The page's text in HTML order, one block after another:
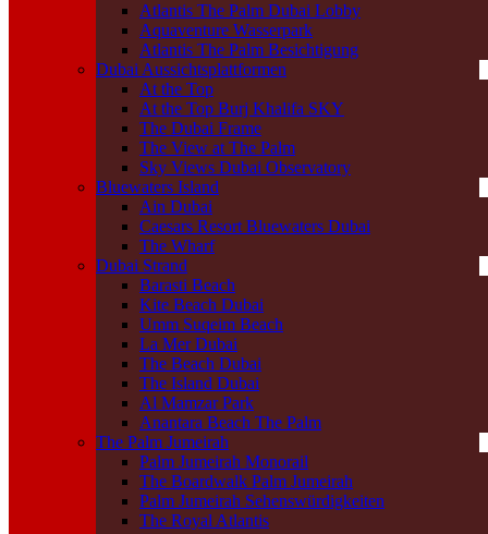
Atlantis The Palm Dubai Lobby
Aquaventure Wasserpark
Atlantis The Palm Besichtigung
Dubai Aussichtsplattformen
At the Top
At the Top Burj Khalifa SKY
The Dubai Frame
The View at The Palm
Sky Views Dubai Observatory
Bluewaters Island
Ain Dubai
Caesars Resort Bluewaters Dubai
The Wharf
Dubai Strand
Barasti Beach
Kite Beach Dubai
Umm Suqeim Beach
La Mer Dubai
The Beach Dubai
The Island Dubai
Al Mamzar Park
Anantara Beach The Palm
The Palm Jumeirah
Palm Jumeirah Monorail
The Boardwalk Palm Jumeirah
Palm Jumeirah Sehenswürdigkeiten
The Royal Atlantis